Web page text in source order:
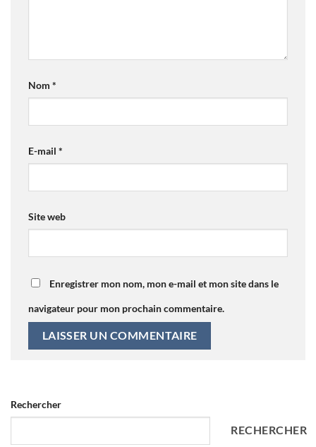
Nom *
E-mail *
Site web
Enregistrer mon nom, mon e-mail et mon site dans le
navigateur pour mon prochain commentaire.
Rechercher
RECHERCHER